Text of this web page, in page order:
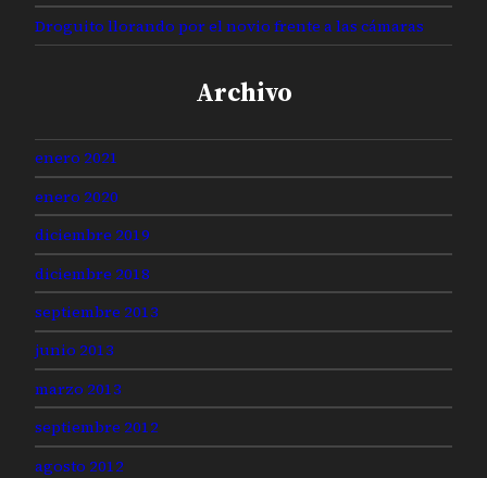
Droguito llorando por el novio frente a las cámaras
Archivo
enero 2021
enero 2020
diciembre 2019
diciembre 2018
septiembre 2013
junio 2013
marzo 2013
septiembre 2012
agosto 2012